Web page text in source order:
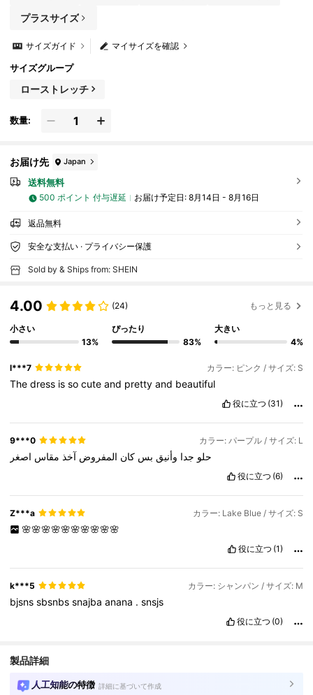
プラスサイズ
マイサイズを確認
サイズガイド
サイズグループ
ローストレッチ
数量:
お届け先 Japan
送料無料
500 ポイント 付与遅延 お届け予定日: 8月14日 - 8月16日
返品無料
安全な支払い · プライバシー保護
Sold by & Ships from: SHEIN
4.00 (24) もっと見る
小さい
13%
ぴったり
83%
大きい
4%
l***7 カラー: ピンク / サイズ: S
Thedress issocuteand prettyand beautiful
役に立つ (31)
9***0 カラー: パープル / サイズ: L
حلو جدا وأنيق بس كان المفروض آخذ مقاس اصغر
役に立つ (6)
Z***a カラー: Lake Blue / サイズ: S
🌸🌸🌸🌸🌸🌸🌸🌸🌸🌸
役に立つ (1)
k***5 カラー: シャンパン / サイズ: M
bjsnssbsnbssnajbaanana .snsjs
役に立つ (0)
製品詳細
人工知能の特徴 詳細に基づいて作成